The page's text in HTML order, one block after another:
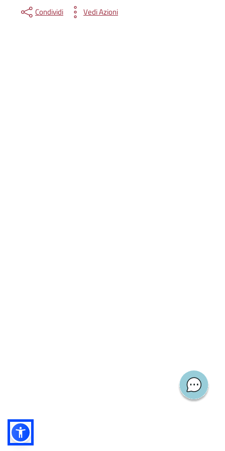
Condividi Vedi Azioni